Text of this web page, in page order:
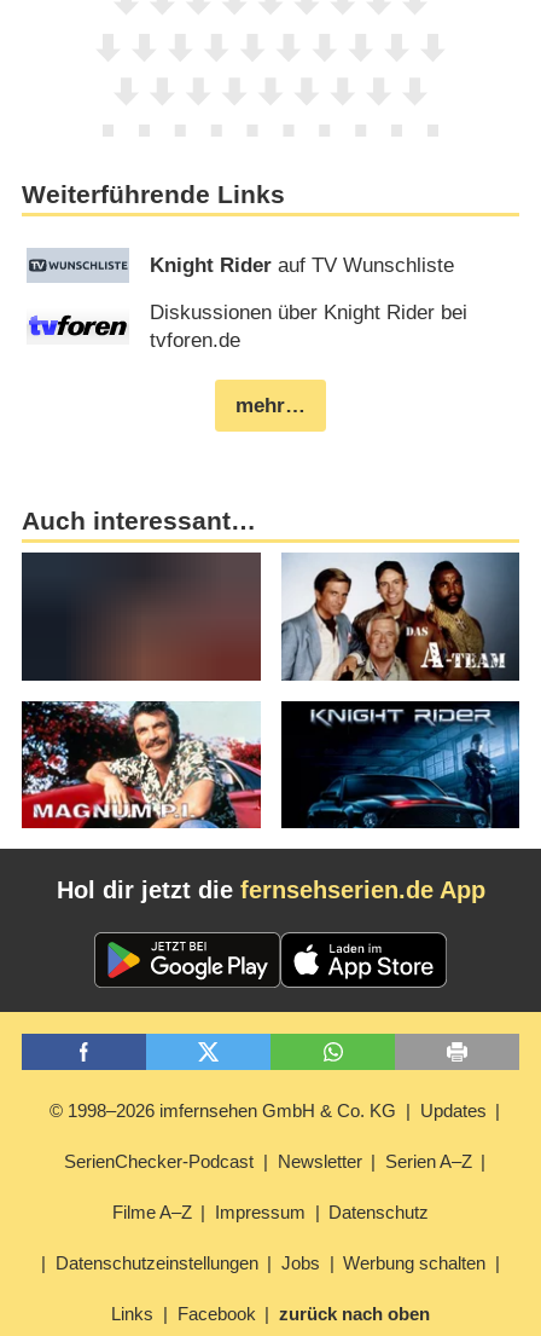
Weiterführende Links
Knight Rider auf TV Wunschliste
Diskussionen über Knight Rider bei
tvforen.de
mehr…
Auch interessant…
Hol dir jetzt die fernsehserien.de App
© 1998–2026 imfernsehen GmbH & Co. KG Updates
SerienChecker-Podcast Newsletter Serien A–Z
Filme A–Z Impressum Datenschutz
Datenschutzeinstellungen Jobs Werbung schalten
Links Facebook zurück nach oben